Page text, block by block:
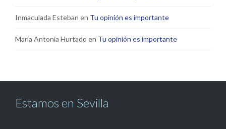
Inmaculada Esteban en Tu opinión es importante
María Antonia Hurtado en Tu opinión es importante
Estamos en Sevilla